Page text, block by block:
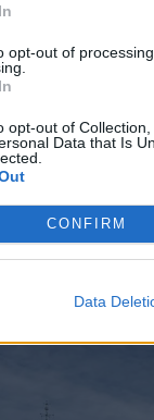
opt-out of
opt-out of
Data that Is
CONFIRM
Data
απαιτητικό.
μέχρι τα
δεν μοιάζει
Αεροπορία